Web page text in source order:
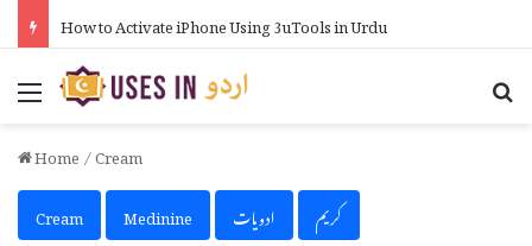
How to Activate iPhone Using 3uTools in Urdu
Menu
Home/Cream
Cream
Medinine ادویات کریم